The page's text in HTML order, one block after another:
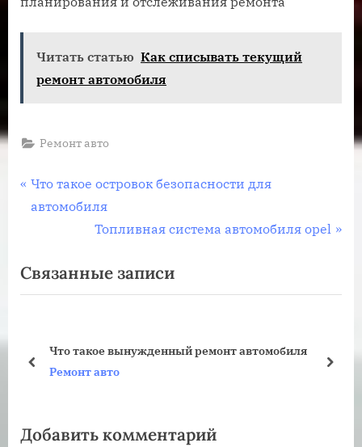
Читать статью Как списывать текущий
ремонт автомобиля
Ремонт авто
Навигация
П
р
ы
д
а
а
Что такое островок безопасности для
автомобиля
С
е
д
з
Топливная система автомобиля opel
Связанные записи
Что такое вынужденный ремонт автомобиля
Ремонт авто
пред
Добавить комментарий